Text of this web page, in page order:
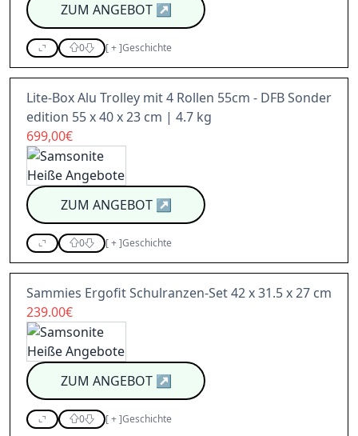
ZUM ANGEBOT↗
0 [+]Geschichte
Lite-Box Alu Trolley mit 4 Rollen 55cm - DFB Sonder
edition 55 x 40 x 23 cm | 4.7 kg
699,00€
ZUM ANGEBOT↗
0 [+]Geschichte
Sammies Ergofit Schulranzen-Set 42 x 31.5 x 27 cm
239.00€
ZUM ANGEBOT↗
0 [+]Geschichte